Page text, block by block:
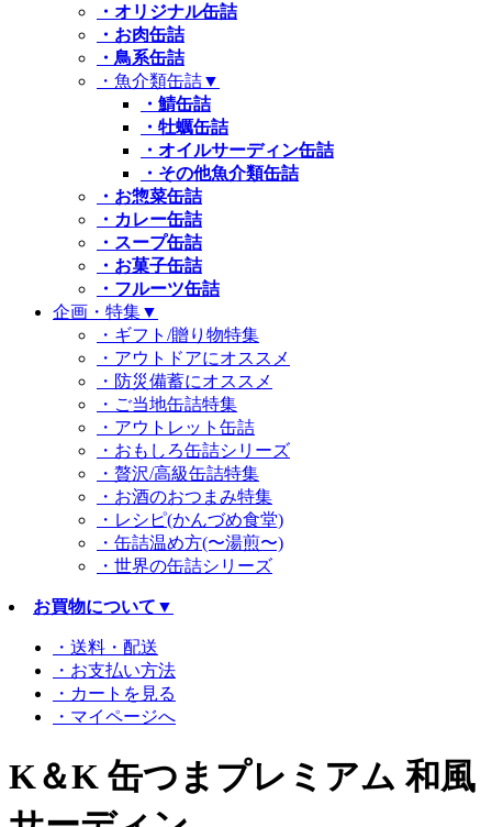
・オリジナル缶詰
・お肉缶詰
・鳥系缶詰
・魚介類缶詰▼
・鯖缶詰
・牡蠣缶詰
・オイルサーディン缶詰
・その他魚介類缶詰
・お惣菜缶詰
・カレー缶詰
・スープ缶詰
・お菓子缶詰
・フルーツ缶詰
企画・特集▼
・ギフト/贈り物特集
・アウトドアにオススメ
・防災備蓄にオススメ
・ご当地缶詰特集
・アウトレット缶詰
・おもしろ缶詰シリーズ
・贅沢/高級缶詰特集
・お酒のおつまみ特集
・レシピ(かんづめ食堂)
・缶詰温め方(〜湯煎〜)
・世界の缶詰シリーズ
お買物について ▼
・送料・配送
・お支払い方法
・カートを見る
・マイページへ
K＆K 缶つまプレミアム 和風